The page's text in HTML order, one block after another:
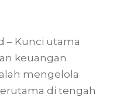
– Kunci utama
keuangan
mengelola
di tengah